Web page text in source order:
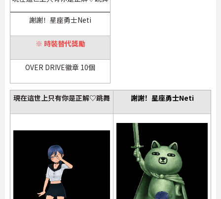
謝謝！星座勇士Neti
※ 時裝替代獎勵
OVER DRIVE徽章 10個
現在這世上只有你是正解♡跳舞 謝謝！星座勇士Neti